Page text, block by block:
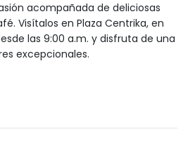
acompañada de deliciosas
Visítalos en Plaza Centrika, en
las 9:00 a.m. y disfruta de una
excepcionales.